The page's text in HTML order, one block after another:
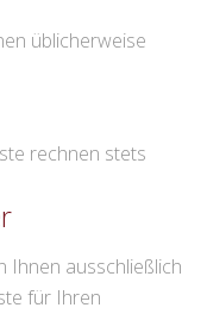
üblicherweise
rechnen stets
Ihnen ausschließlich
für Ihren